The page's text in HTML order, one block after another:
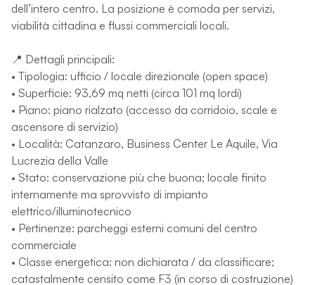
dell’intero centro. La posizione è comoda per servizi,
viabilità cittadina e flussi commerciali locali.
📍 Dettagli principali:
• Tipologia: ufficio / locale direzionale (open space)
• Superficie: 93,69 mq netti (circa 101 mq lordi)
• Piano: piano rialzato (accesso da corridoio, scale e
ascensore di servizio)
• Località: Catanzaro, Business Center Le Aquile, Via
Lucrezia della Valle
• Stato: conservazione più che buona; locale finito
internamente ma sprovvisto di impianto
elettrico/illuminotecnico
• Pertinenze: parcheggi esterni comuni del centro
commerciale
• Classe energetica: non dichiarata / da classificare;
catastalmente censito come F3 (in corso di costruzione)